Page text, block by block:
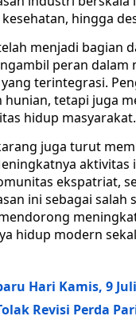
hingga
menjadi bagian
peran
terintegrasi.
tetapi juga
hidup masyarakat.
juga turut
ekspatriat,
ini sebagai
hidup modern
Hari Kamis, 9
Revisi Perda